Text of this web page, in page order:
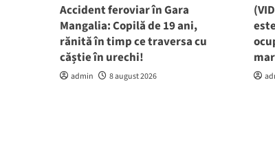
Accident feroviar în Gara
Mangalia: Copilă de 19 ani,
rănită în timp ce traversa cu
căștie în urechi!
admin 8 august 2026